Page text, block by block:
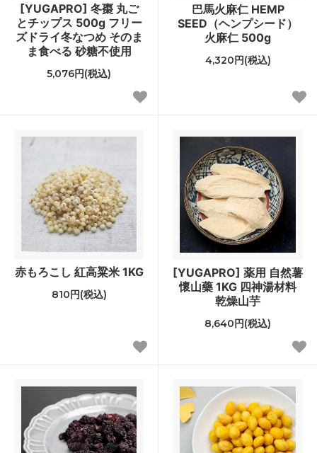
[YUGAPRO] 冬棗 丸ご
とチップス 500g フリー
ズドライ冬なつめ そのま
ま食べる 砂糖不使用
5,076円(税込)
巴馬火麻仁 HEMP
SEED（ヘンプシード）
火麻仁 500g
4,320円(税込)
赤もろこし 紅高粱米 1KG
810円(税込)
[YUGAPRO] 薬用 自然薯
懷山藥 1KG 四神湯材料
乾燥山芋
8,640円(税込)